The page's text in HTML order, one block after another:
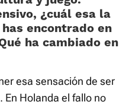
¿cuál esa la
encontrado en
ha cambiado en
esa sensación de ser
En Holanda el fallo no